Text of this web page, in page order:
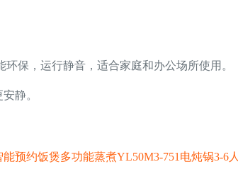
保，运行静音，适合家庭和办公场所使用。
静。
预约饭煲多功能蒸煮YL50M3-751电炖锅3-6人